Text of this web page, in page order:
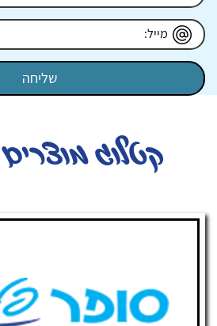
קטלוג